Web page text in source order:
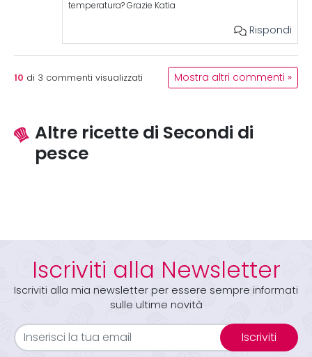
temperatura? Grazie Katia
Rispondi
10 di 3 commenti visualizzati Mostra altri commenti »
Altre ricette di Secondi di
pesce
Iscriviti alla Newsletter
Iscriviti alla mia newsletter per essere sempre informati
sulle ultime novità
Iscriviti